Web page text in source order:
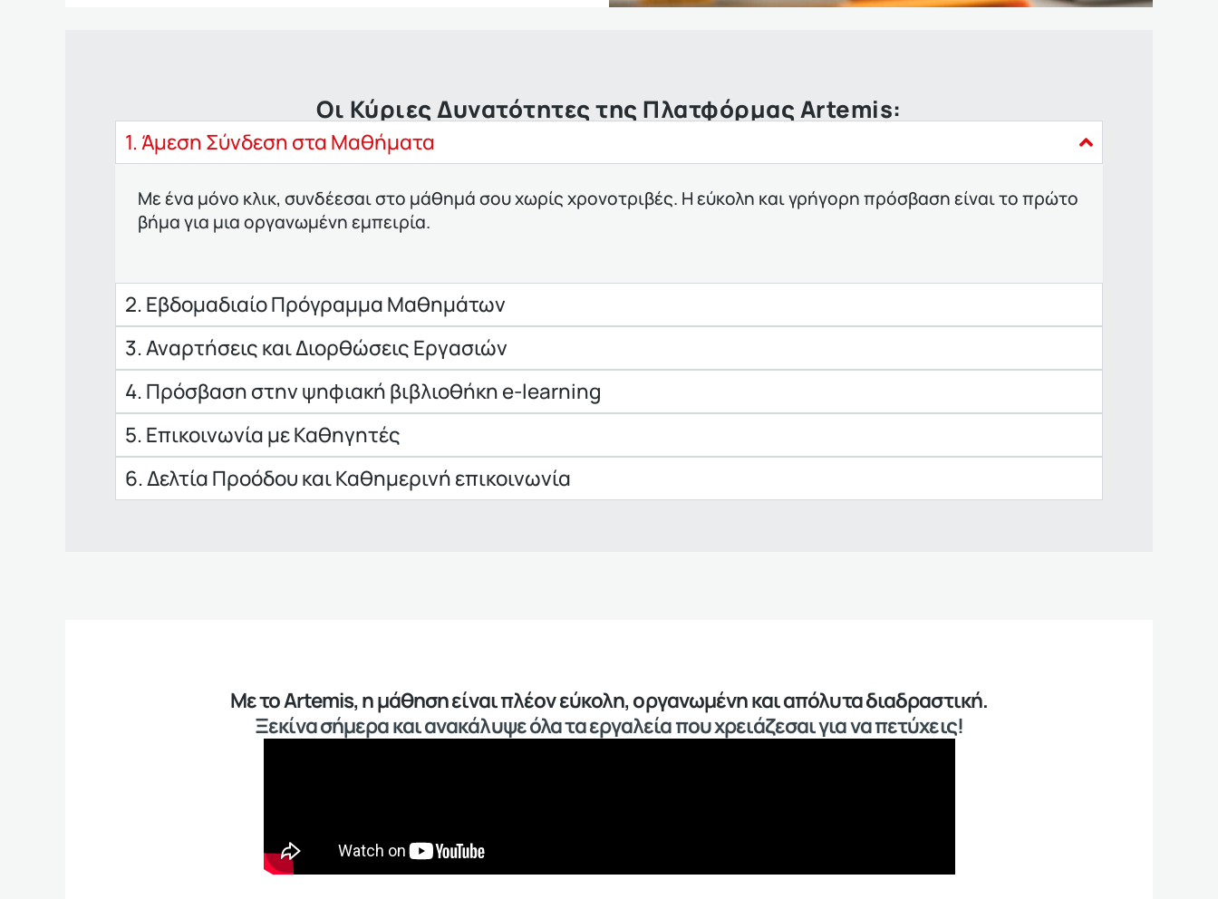
Οι Κύριες Δυνατότητες της Πλατφόρμας Artemis:
1. Άμεση Σύνδεση στα Μαθήματα
Με ένα μόνο κλικ, συνδέεσαι στο μάθημά σου χωρίς χρονοτριβές. Η εύκολη και γρήγορη πρόσβαση είναι το πρώτο
βήμα για μια οργανωμένη εμπειρία.
2. Εβδομαδιαίο Πρόγραμμα Μαθημάτων
3. Αναρτήσεις και Διορθώσεις Εργασιών
4. Πρόσβαση στην ψηφιακή βιβλιοθήκη e-learning
5. Επικοινωνία με Καθηγητές
6. Δελτία Προόδου και Καθημερινή επικοινωνία
Με το Artemis, η μάθηση είναι πλέον εύκολη, οργανωμένη και απόλυτα διαδραστική.
Ξεκίνα σήμερα και ανακάλυψε όλα τα εργαλεία που χρειάζεσαι για να πετύχεις!